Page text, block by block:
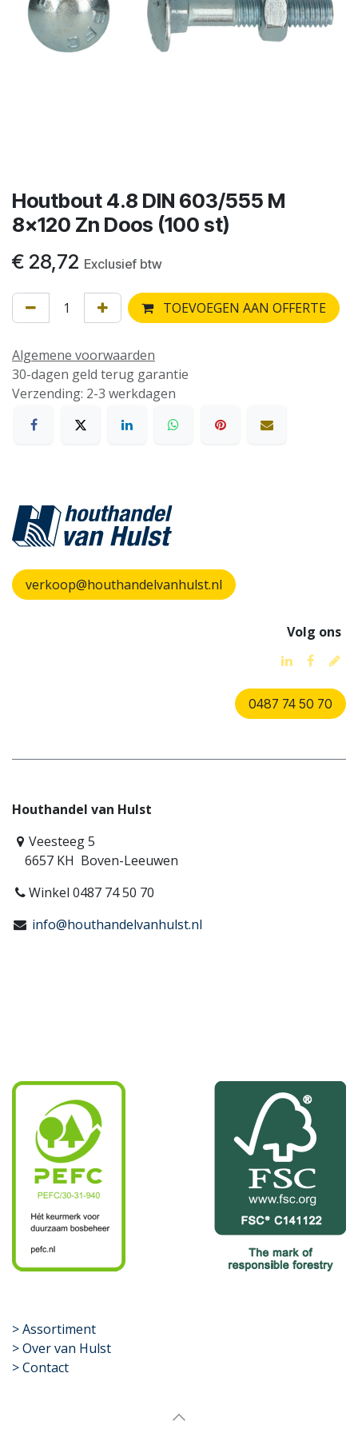
Houtbout 4.8 DIN 603/555 M
8x120 Zn Doos (100 st)
€ 28,72 Exclusief btw
TOEVOEGEN AAN OFFERTE
Algemene voorwaarden
30-dagen geld terug garantie
Verzending: 2-3 werkdagen
verkoop@houthandelvanhulst.nl
Volg ons
0487 74 50 70
Houthandel van Hulst
Veesteeg 5
6657 KH Boven-Leeuwen
Winkel 0487 74 50 70
info@houthandelvanhulst.nl
​>Assortiment
> Over van Hulst
> Contact